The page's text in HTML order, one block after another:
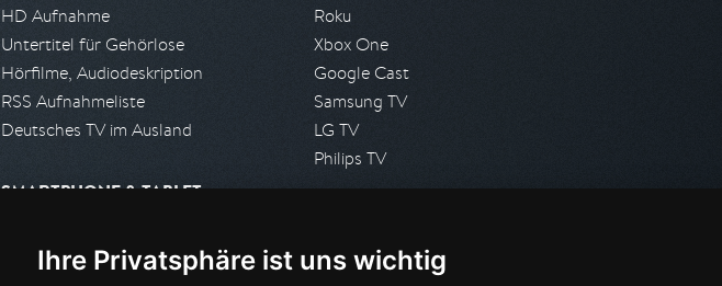
Ihre Privatsphäre ist uns wichtig
HD Aufnahme
Untertitel für Gehörlose
Hörfilme, Audiodeskription
RSS Aufnahmeliste
Deutsches TV im Ausland
SMARTPHONE & TABLET
Android App
Roku
Xbox One
Google Cast
Samsung TV
LG TV
Philips TV
Presseanfrage stellen